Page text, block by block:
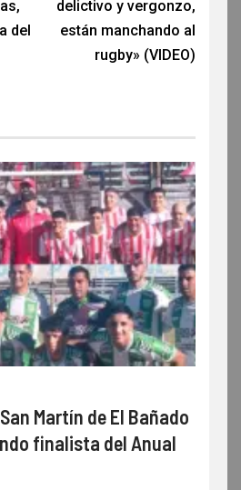
del
delictivo y vergonzo,
están manchando al
rugby» (VIDEO)
Martín de El Bañado
finalista del Anual